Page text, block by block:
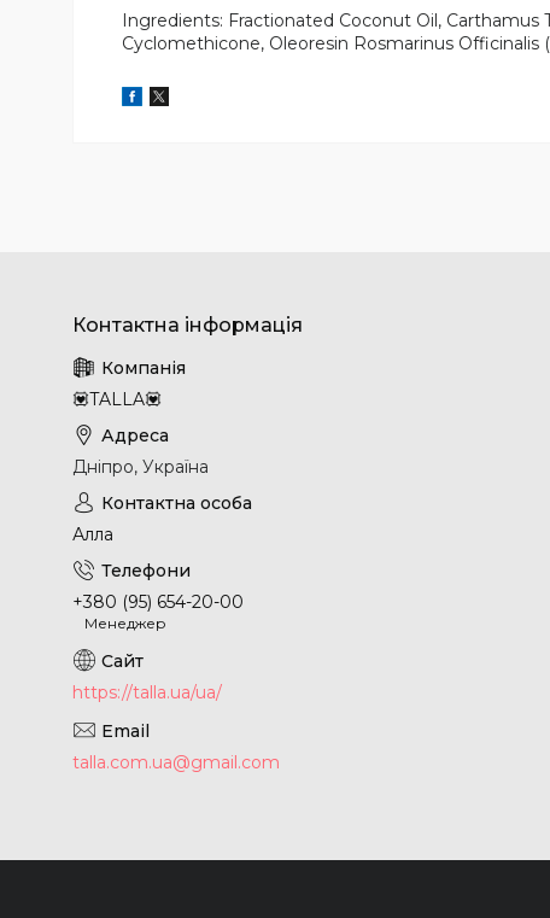
Ingredients: Fractionated Coconut Oil, Carthamus
Cyclomethicone, Oleoresin Rosmarinus Officinalis
💟TALLA💟
Дніпро, Україна
Алла
+380 (95) 654-20-00
Менеджер
https://talla.ua/ua/
talla.com.ua@gmail.com